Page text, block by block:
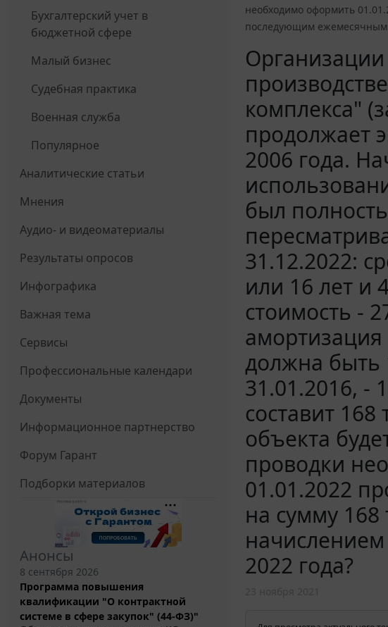
Бухгалтерский учет в
бюджетной сфере
Малый бизнес
Судебная практика
Военная служба
Популярное
Аналитические статьи
Мнения
Аудио- и видеоматериалы
Результаты опросов
Инфографика
Важная тема
Сервисы
Профессиональные календари
Документы
Информационное партнерство
Форум Гарант
Подборки материалов
Анонсы
8 сентября 2026
Программа повышения
квалификации "О контрактной
системе в сфере закупок" (44-ФЗ)"
необходимо оформить
последующим ежемесячным
комплекса"
продолжает
2006 года.
был
31.12.2022:
или 16 лет и
стоимость -
амортизация
должна быть
31.01.2016, -
составит
объекта
проводки
01.01.2022
на сумму
2022 года?